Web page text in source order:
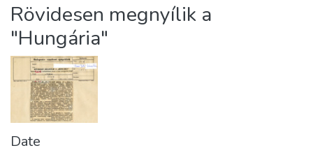
About us
Rövidesen megnyílik a
"Hungária"
Date